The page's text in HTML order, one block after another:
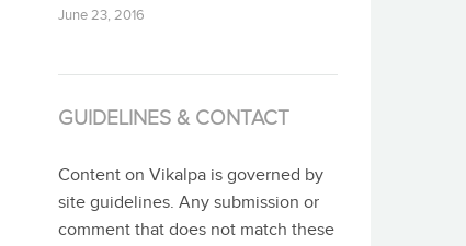
June 23, 2016
GUIDELINES & CONTACT
Content on Vikalpa is governed by
site guidelines. Any submission or
comment that does not match these